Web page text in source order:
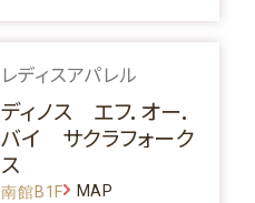
レディスアパレル
ディノス エフ．オー．
バイ サクラフォーク
ス
南館B1F MAP